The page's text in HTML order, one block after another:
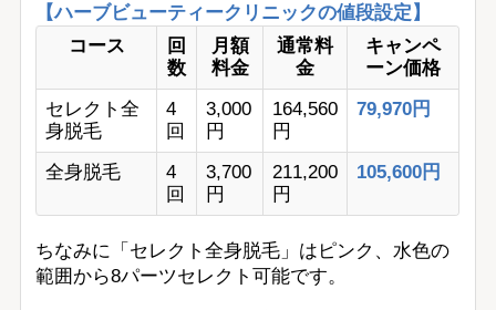
【ハーブビューティークリニックの値段設定】
コース
回
数
月額
料金
通常料
金
キャンペ
ーン価格
セレクト全
身脱毛
4
回
3,000
円
164,560
円
79,970円
全身脱毛
4
回
3,700
円
211,200
円
105,600円
ちなみに「セレクト全身脱毛」はピンク、水色の
範囲から8パーツセレクト可能です。